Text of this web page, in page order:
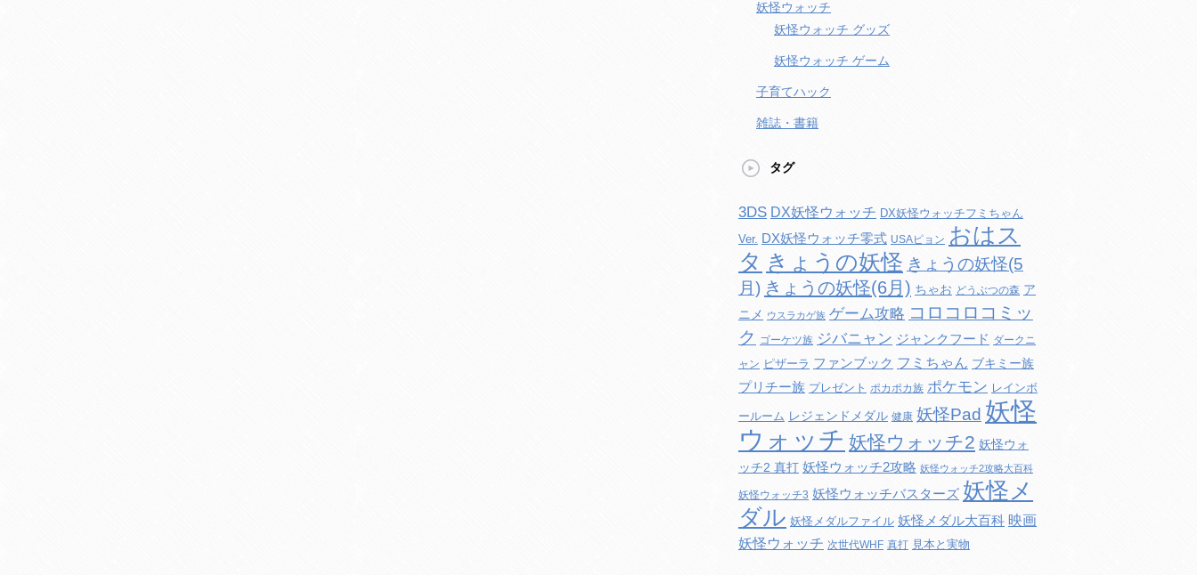
妖怪ウォッチ
妖怪ウォッチ グッズ
妖怪ウォッチ ゲーム
子育てハック
雑誌・書籍
タグ
3DS DX妖怪ウォッチ DX妖怪ウォッチフミちゃん
Ver. DX妖怪ウォッチ零式 USAピョン おはス
タ きょうの妖怪 きょうの妖怪(5
月) きょうの妖怪(6月) ちゃお どうぶつの森 ア
ニメ ウスラカゲ族 ゲーム攻略 コロコロコミッ
ク ゴーケツ族 ジバニャン ジャンクフード ダークニ
ャン ピザーラ ファンブック フミちゃん ブキミー族
プリチー族 プレゼント ポカポカ族 ポケモン レインボ
ールーム レジェンドメダル 健康 妖怪Pad 妖怪
ウォッチ 妖怪ウォッチ2 妖怪ウォ
ッチ2 真打 妖怪ウォッチ2攻略 妖怪ウォッチ2攻略大百科
妖怪ウォッチ3 妖怪ウォッチバスターズ 妖怪メ
ダル 妖怪メダルファイル 妖怪メダル大百科 映画
妖怪ウォッチ 次世代WHF 真打 見本と実物